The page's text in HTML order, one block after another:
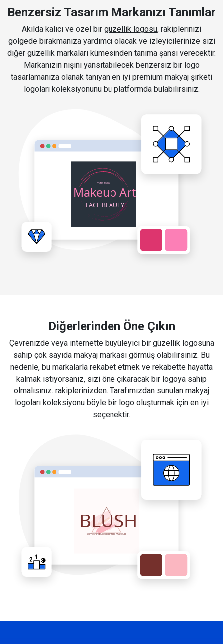
Benzersiz Tasarım Markanızı Tanımlar
Akılda kalıcı ve özel bir güzellik logosu, rakiplerinizi
gölgede bırakmanıza yardımcı olacak ve izleyicilerinize sizi
diğer güzellik markaları kümesinden tanıma şansı verecektir.
Markanızın nişini yansıtabilecek benzersiz bir logo
tasarlamanıza olanak tanıyan en iyi premium makyaj şirketi
logoları koleksiyonunu bu platformda bulabilirsiniz.
Diğerlerinden Öne Çıkın
Çevrenizde veya internette büyüleyici bir güzellik logosuna
sahip çok sayıda makyaj markası görmüş olabilirsiniz. Bu
nedenle, bu markalarla rekabet etmek ve rekabette hayatta
kalmak istiyorsanız, sizi öne çıkaracak bir logoya sahip
olmalısınız. rakiplerinizden. Tarafımızdan sunulan makyaj
logoları koleksiyonu böyle bir logo oluşturmak için en iyi
seçenektir.